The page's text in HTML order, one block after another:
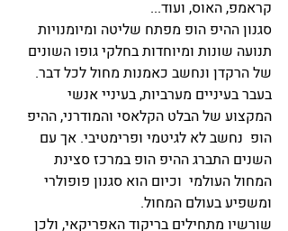
קראמפ, האוס, ועוד...
סגנון ההיפ הופ מפתח שליטה ומיומנויות
תנועה שונות ומיוחדות בחלקי גופו השונים
של הרקדן ונחשב כאמנות מחול לכל דבר.
בעבר בעיניים מערביות, בעיניי אנשי
המקצוע של הבלט הקלאסי והמודרני, ההיפ
הופ  נחשב לא לגיטמי ופרימטיבי. אך עם
השנים התברג ההיפ הופ במרכז סצינת
המחול העולמי  וכיום הוא סגנון פופולרי
ומשפיע בעולם המחול.
שורשיו מתחילים בריקוד האפריקאי, ולכן